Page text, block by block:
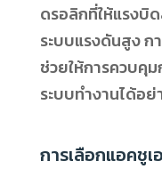
ดรอลิกที่ให้แรงบิ
ระบบแรงดันสูง ก
ช่วยให้การควบคุม
ระบบทำงานได้อ
การเลือกแอคชูเ